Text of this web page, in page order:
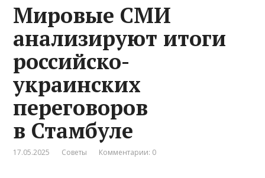
Мировые СМИ
анализируют итоги
российско-
украинских
переговоров
в Стамбуле
17.05.2025 Советы Комментарии: 0